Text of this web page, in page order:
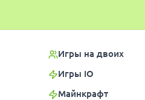
Игры на двоих
Игры IO
Майнкрафт